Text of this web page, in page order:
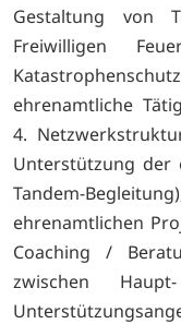
Gestaltung von
Freiwilligen
ehrenamtliche
4.
Unterstützung der
Tandem-
ehrenamtlichen
Coaching /
zwischen